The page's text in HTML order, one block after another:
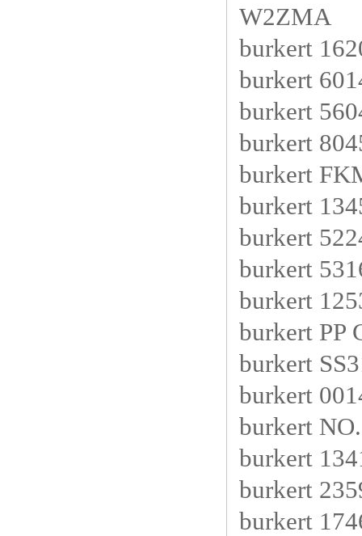
W2ZMA
burkert
burkert
burkert
burkert
burkert
burkert
burkert
burkert
burkert
burkert PP
burkert
burkert
burkert
burkert
burkert
burkert